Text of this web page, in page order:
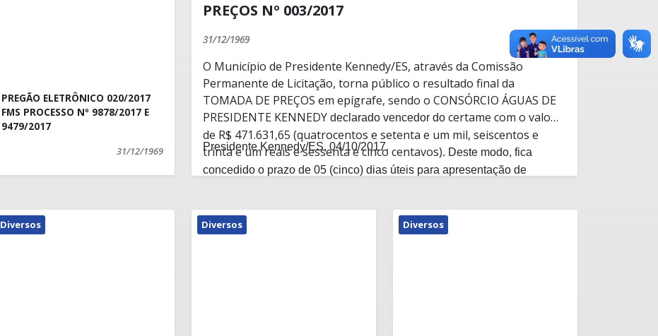
PREGÃO ELETRÔNICO 020/2017
FMS PROCESSO Nº 9878/2017 E
9479/2017
31/12/1969
PREÇOS Nº 003/2017
31/12/1969
O Município de Presidente Kennedy/ES, através da Comissão
Permanente de Licitação, torna público o resultado final da
TOMADA DE PREÇOS em epígrafe, sendo o CONSÓRCIO ÁGUAS DE
PRESIDENTE KENNEDY declarado vencedor do certame com o valor
de R$ 471.631,65 (quatrocentos e setenta e um mil, seiscentos e
trinta e um reais e sessenta e cinco centavos). Deste modo, fica
concedido o prazo de 05 (cinco) dias úteis para apresentação de
Presidente Kennedy/ES, 04/10/2017.
Diversos Diversos Diversos